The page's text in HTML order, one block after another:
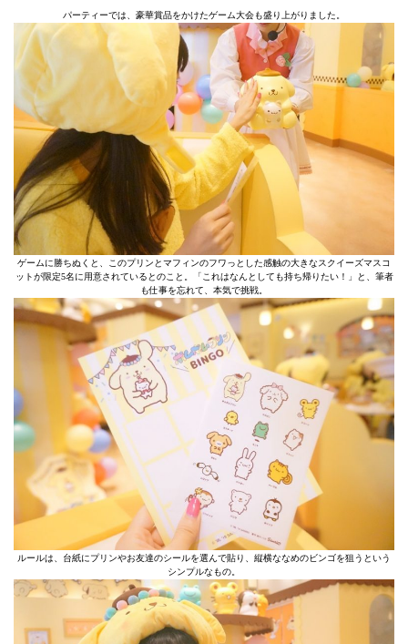
パーティーでは、豪華賞品をかけたゲーム大会も盛り上がりました。
ゲームに勝ちぬくと、このプリンとマフィンのフワっとした感触の大きなスクイーズマスコ
ットが限定5名に用意されているとのこと。「これはなんとしても持ち帰りたい！」と、筆者
も仕事を忘れて、本気で挑戦。
ルールは、台紙にプリンやお友達のシールを選んで貼り、縦横ななめのビンゴを狙うという
シンプルなもの。